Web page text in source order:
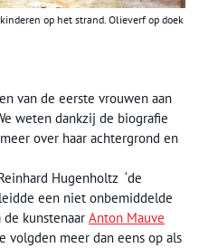
op het strand. Olieverf op doek
van de eerste vrouwen aan
weten dankzij de biografie
over haar achtergrond en
Hugenholtz ‘de
een niet onbemiddelde
kunstenaar Anton Mauve
volgden meer dan eens op als